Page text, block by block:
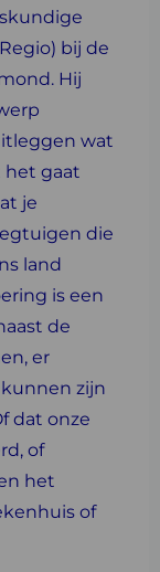
bij de
Hij
wat
het gaat
je
die
land
is een
de
er
zijn
dat onze
of
het
of